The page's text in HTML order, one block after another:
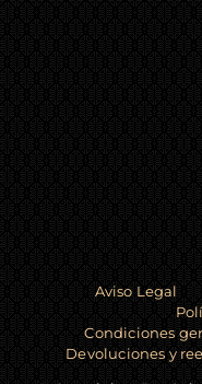
Aviso Legal
Condiciones
Devoluciones y